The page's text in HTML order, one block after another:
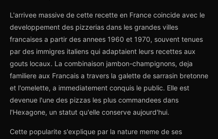
L'arrivee massive de cette recette en France coincide avec le
developpement des pizzerias dans les grandes villes
francaises a partir des annees 1960 et 1970, souvent tenues
par des immigres italiens qui adaptaient leurs recettes aux
gouts locaux. La combinaison jambon-champignons, deja
familiere aux Francais a travers la galette de sarrasin bretonne
et l'omelette, a immediatement conquis le public. Elle est
devenue l'une des pizzas les plus commandees dans
l'Hexagone, un statut qu'elle conserve aujourd'hui.
Cette popularite s'explique par la nature meme de ses